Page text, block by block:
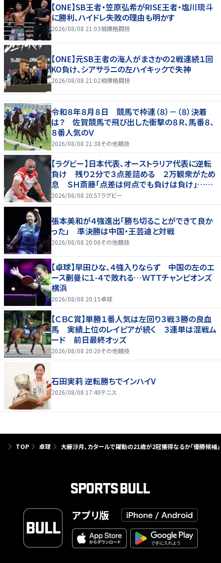
【ONE】SB王者・笠原弘希がRISE王者・塩川琉斗
に勝利、ハイドレ失敗の理由も明かす
2026/08/08 21:03相撲格闘技
【ONE】元SB王者の海人がまさかの２戦連続１回
KO負け、シアサラニの左ハイキックで失神
2026/08/08 21:02相撲格闘技
令和８年８月８日 競馬で枠連（８）－（８）決着
は？ 佐賀競馬で飛び出した衝撃の８Ｒ、馬番８、
８番人気のＶ
2026/08/08 21:38その他競技
【ラグビー】日本代表、オーストラリア代表に逆転
負け 残り２分で３点差詰める ２万観衆がため
息 ＳＨ斎藤「点差は何点でも負けは負け」…前
半にＳＯ伊藤龍が先制トライ、３２ー３５で惜敗
2026/08/08 20:57ラグビー
張本美和が４強進出「勝ち切ることができて良か
った」 準決勝は中国・王芸迪と対戦
2026/08/08 20:08その他競技
【卓球】早田ひな、４強入りならず 中国の左のエ
ース蒯曼に１-４で敗れる…ＷＴＴチャンピオンズ
横浜
2026/08/08 20:15卓球
【ＣＢＣ賞】単勝１番人気は左回り３戦３勝の良血
馬 実績上位のレイピアが続く ３連単は混戦ム
ード 前日最終オッズ
2026/08/08 20:20その他競技
石田実莉 逆転勝ちでインハイV
2026/08/08 17:40テニス
TOP 卓球 大藤沙月、カタールで躍動の21歳が2冠獲得なるか「優勝候補
アプリ版